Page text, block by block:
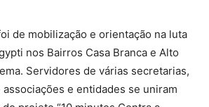
de mobilização e orientação na luta
nos Bairros Casa Branca e Alto
Servidores de várias secretarias,
e entidades se uniram